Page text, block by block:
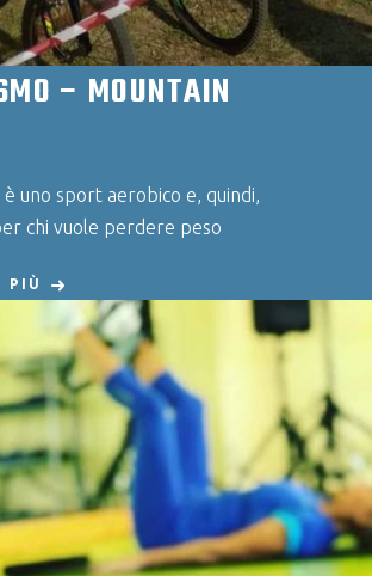
– MOUNTAIN
è uno sport aerobico e, quindi,
chi vuole perdere peso
PIÙ